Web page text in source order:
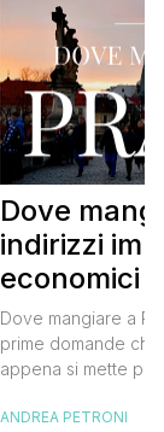
Dove
indirizzi
economici
Dove mangiare a
prime domande
appena si mette
Valentina siamo
ANDREA PETRONI